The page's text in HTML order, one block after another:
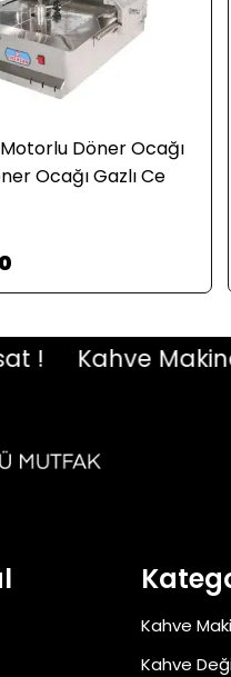
Döner Ocağı
Ocağı Gazlı Ce
Kahve
Kahve
Kahve